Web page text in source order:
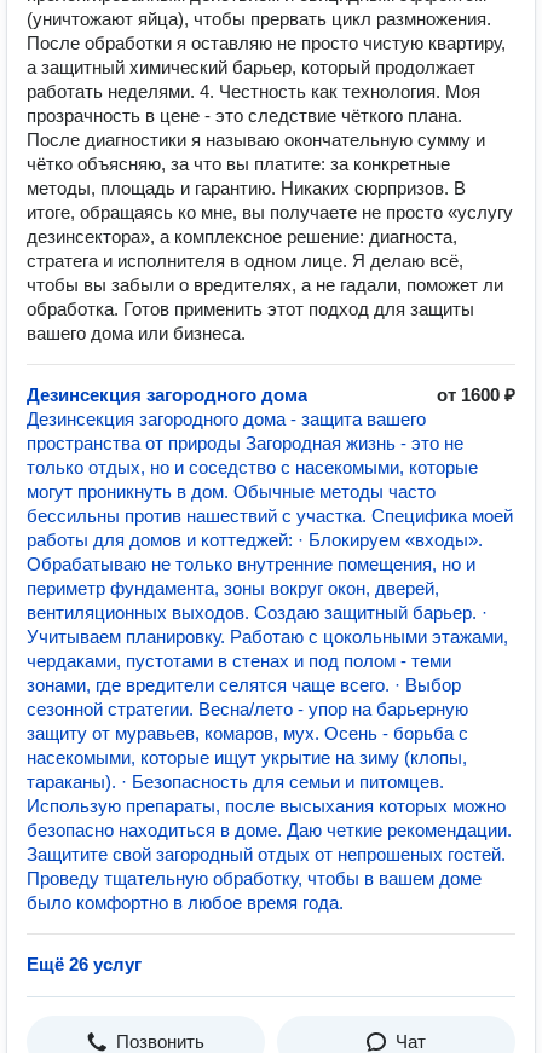
(уничтожают яйца), чтобы прервать цикл размножения.
После обработки я оставляю не просто чистую квартиру,
а защитный химический барьер, который продолжает
работать неделями. 4. Честность как технология. Моя
прозрачность в цене - это следствие чёткого плана.
После диагностики я называю окончательную сумму и
чётко объясняю, за что вы платите: за конкретные
методы, площадь и гарантию. Никаких сюрпризов. В
итоге, обращаясь ко мне, вы получаете не просто «услугу
дезинсектора», а комплексное решение: диагноста,
стратега и исполнителя в одном лице. Я делаю всё,
чтобы вы забыли о вредителях, а не гадали, поможет ли
обработка. Готов применить этот подход для защиты
вашего дома или бизнеса.
Дезинсекция загородного дома
от 1600 ₽
Дезинсекция загородного дома - защита вашего
пространства от природы Загородная жизнь - это не
только отдых, но и соседство с насекомыми, которые
могут проникнуть в дом. Обычные методы часто
бессильны против нашествий с участка. Специфика моей
работы для домов и коттеджей: · Блокируем «входы».
Обрабатываю не только внутренние помещения, но и
периметр фундамента, зоны вокруг окон, дверей,
вентиляционных выходов. Создаю защитный барьер. ·
Учитываем планировку. Работаю с цокольными этажами,
чердаками, пустотами в стенах и под полом - теми
зонами, где вредители селятся чаще всего. · Выбор
сезонной стратегии. Весна/лето - упор на барьерную
защиту от муравьев, комаров, мух. Осень - борьба с
насекомыми, которые ищут укрытие на зиму (клопы,
тараканы). · Безопасность для семьи и питомцев.
Использую препараты, после высыхания которых можно
безопасно находиться в доме. Даю четкие рекомендации.
Защитите свой загородный отдых от непрошеных гостей.
Проведу тщательную обработку, чтобы в вашем доме
было комфортно в любое время года.
Ещё 26 услуг
Позвонить Чат